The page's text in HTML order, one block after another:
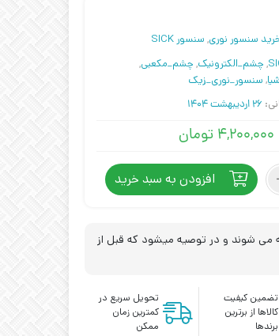
سنسور نوری, سنسور SICK
, چشم_الکترونیک, چشم_مکعبی,
, سنسور_نوری_زیک
26 اردیبهشت 1404
۴,۲۰۰,۰۰۰ تومان
افزودن به سبد خرید
می شوند و در توصیه میشود که قبل از
تضمین کیفیت
کالاها از برترین
برندها
تحویل سریع در
کمترین زمان
ممکن